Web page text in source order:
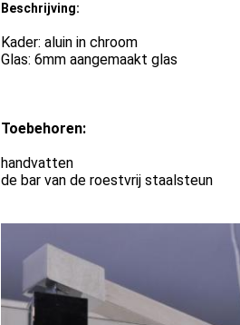
Beschrijving:
Kader: aluin in chroom
Glas: 6mm aangemaakt glas
Toebehoren:
handvatten
de bar van de roestvrij staalsteun